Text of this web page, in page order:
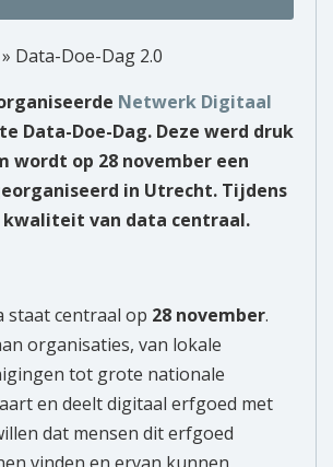
» Data-Doe-Dag 2.0
Netwerk Digitaal
Data-Doe-Dag. Deze werd druk
wordt op 28 november een
in Utrecht. Tijdens
kwaliteit van data centraal.
staat centraal op 28 november.
organisaties, van lokale
tot grote nationale
en deelt digitaal erfgoed met
dat mensen dit erfgoed